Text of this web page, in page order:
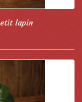
lapin